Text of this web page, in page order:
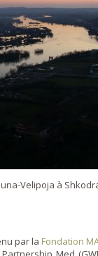
Velipoja à
par la Fondation